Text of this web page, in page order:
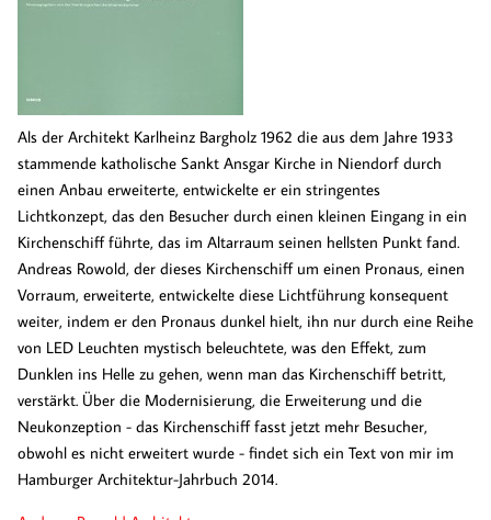
Als der Architekt Karlheinz Bargholz 1962 die aus dem Jahre 1933
stammende katholische Sankt Ansgar Kirche in Niendorf durch
einen Anbau erweiterte, entwickelte er ein stringentes
Lichtkonzept, das den Besucher durch einen kleinen Eingang in ein
Kirchenschiff führte, das im Altarraum seinen hellsten Punkt fand.
Andreas Rowold, der dieses Kirchenschiff um einen Pronaus, einen
Vorraum, erweiterte, entwickelte diese Lichtführung konsequent
weiter, indem er den Pronaus dunkel hielt, ihn nur durch eine Reihe
von LED Leuchten mystisch beleuchtete, was den Effekt, zum
Dunklen ins Helle zu gehen, wenn man das Kirchenschiff betritt,
verstärkt. Über die Modernisierung, die Erweiterung und die
Neukonzeption - das Kirchenschiff fasst jetzt mehr Besucher,
obwohl es nicht erweitert wurde - findet sich ein Text von mir im
Hamburger Architektur-Jahrbuch 2014.